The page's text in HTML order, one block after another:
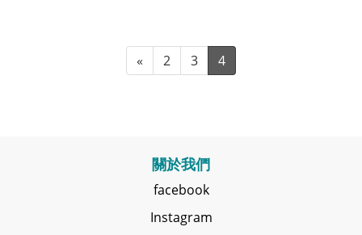
« 2 3 4
關於我們
facebook
Instagram